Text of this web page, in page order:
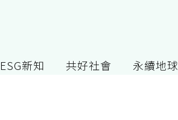
ESG新知 共好社會 永續地球